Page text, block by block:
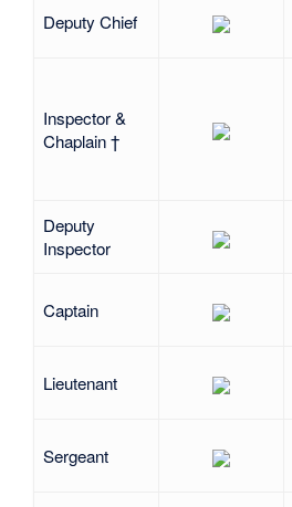
Deputy Chief
Inspector&
Chaplain †
Deputy
Inspector
Captain
Lieutenant
Sergeant